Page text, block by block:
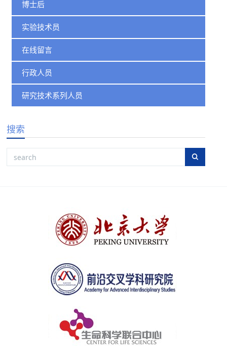
博士后
实验技术员
在线留言
行政人员
研究技术系列人员
搜索